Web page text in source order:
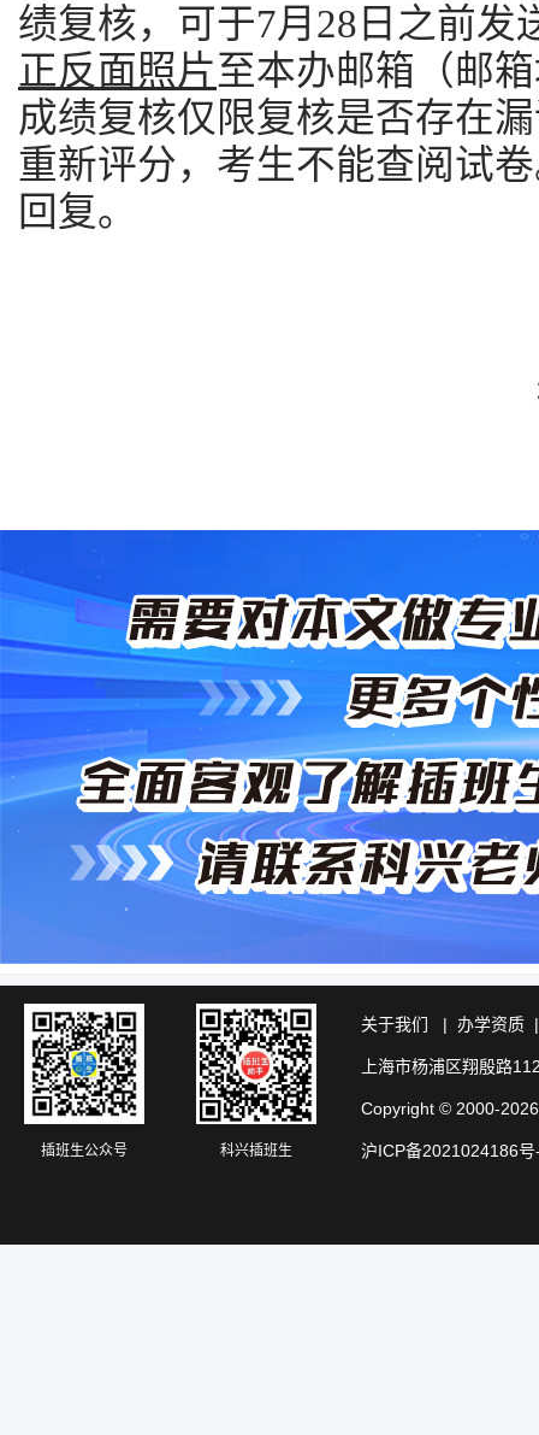
绩复核，可于7月28日之前发
正反面照片至本办邮箱（邮
成绩复核仅限复核是否存在
重新评分，考生不能查阅试
回复。
插班生公众号 科兴插班生
关于我们 | 办学资质
上海市杨浦区翔殷路
Copyright © 2000-
沪ICP备2021024186号